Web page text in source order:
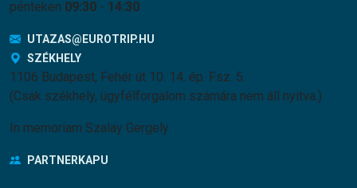
pénteken 09:30 - 14:30
UTAZAS@EUROTRIP.HU
SZÉKHELY
1106 Budapest, Fehér út 10. 14. ép. Fsz. 5.
(Csak székhely, ügyfélforgalom számára nem áll nyitva.)
In memoriam Szalay Gergely
PARTNERKAPU